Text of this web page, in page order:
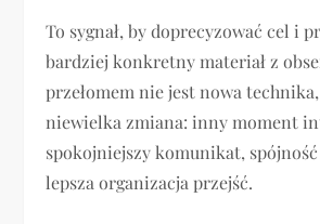
To sygnał, by doprecyzować cel i
bardziej konkretny materiał z
przełomem nie jest nowa
niewielka zmiana: inny moment
spokojniejszy komunikat, spójność
lepsza organizacja przejść.